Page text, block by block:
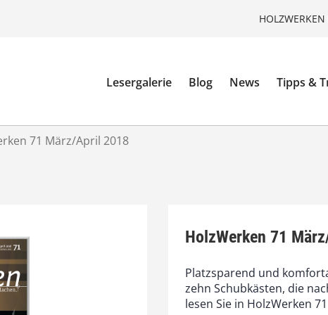
HOLZWERKEN
Lesergalerie Blog News Tipps &
71 März/April 2018
HolzWerken 71
Platzsparend und
zehn Schubkästen, die
lesen Sie in HolzWerken 71